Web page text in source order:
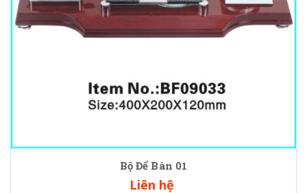
Bộ Để Bàn 01
Liên hệ